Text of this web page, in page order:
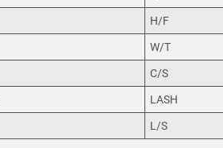
H/F
W/T
C/S
LASH
L/S